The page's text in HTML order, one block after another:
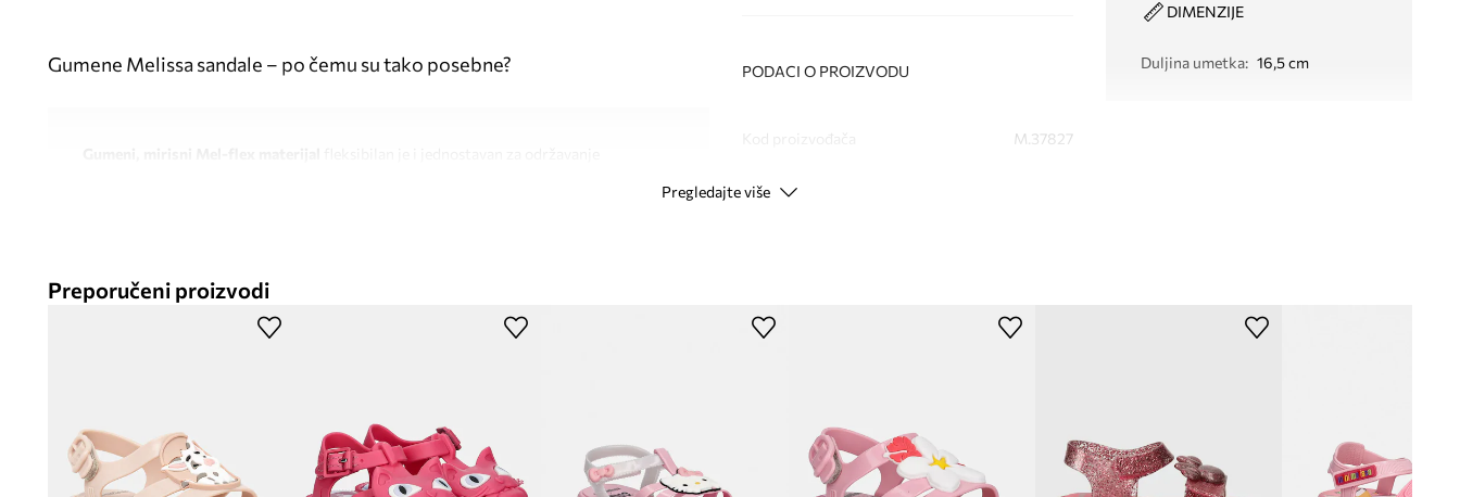
Gumene Melissa sandale – po čemu su tako posebne?
Praktično kopčanje na čičak
PODACI O PROIZVODU
M.37827
Boja
Proizvođač
DIMENZIJE
Duljina umetka: 16,5 cm
Pregledajte više
Preporučeni proizvodi